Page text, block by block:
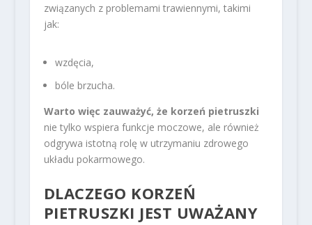
związanych z problemami trawiennymi, takimi
jak:
wzdęcia,
bóle brzucha.
Warto więc zauważyć, że korzeń pietruszki
nie tylko wspiera funkcje moczowe, ale również
odgrywa istotną rolę w utrzymaniu zdrowego
układu pokarmowego.
DLACZEGO KORZEŃ
PIETRUSZKI JEST UWAŻANY